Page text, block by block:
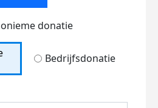
donatie
Bedrijfsdonatie